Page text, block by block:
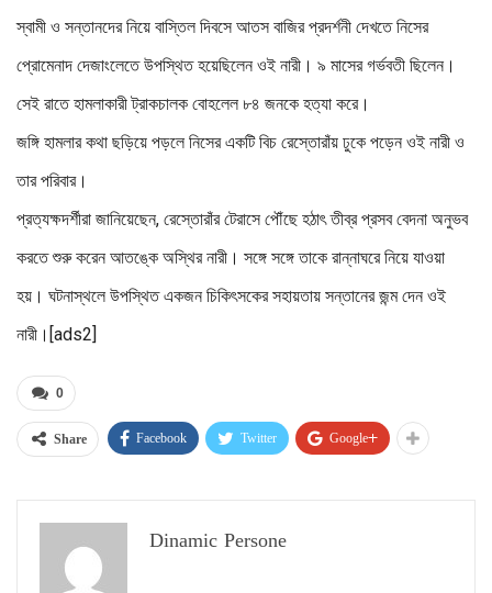
স্বামী ও সন্তানদের নিয়ে বাস্তিল দিবসে আতস বাজির প্রদর্শনী দেখতে নিসের
প্রোমেনাদ দেজাংলেতে উপস্থিত হয়েছিলেন ওই নারী। ৯ মাসের গর্ভবতী ছিলেন।
সেই রাতে হামলাকারী ট্রাকচালক বোহলেল ৮৪ জনকে হত্যা করে।
জঙ্গি হামলার কথা ছড়িয়ে পড়লে নিসের একটি বিচ রেস্তোরাঁয় ঢুকে পড়েন ওই নারী ও
তার পরিবার।
প্রত্যক্ষদর্শীরা জানিয়েছেন, রেস্তোরাঁর টেরাসে পৌঁছে হঠাৎ তীব্র প্রসব বেদনা অনুভব
করতে শুরু করেন আতঙ্কে অস্থির নারী। সঙ্গে সঙ্গে তাকে রান্নাঘরে নিয়ে যাওয়া
হয়। ঘটনাস্থলে উপস্থিত একজন চিকিৎসকের সহায়তায় সন্তানের জন্ম দেন ওই
নারী।[ads2]
0
Share Facebook Twitter Google+
Dinamic Persone